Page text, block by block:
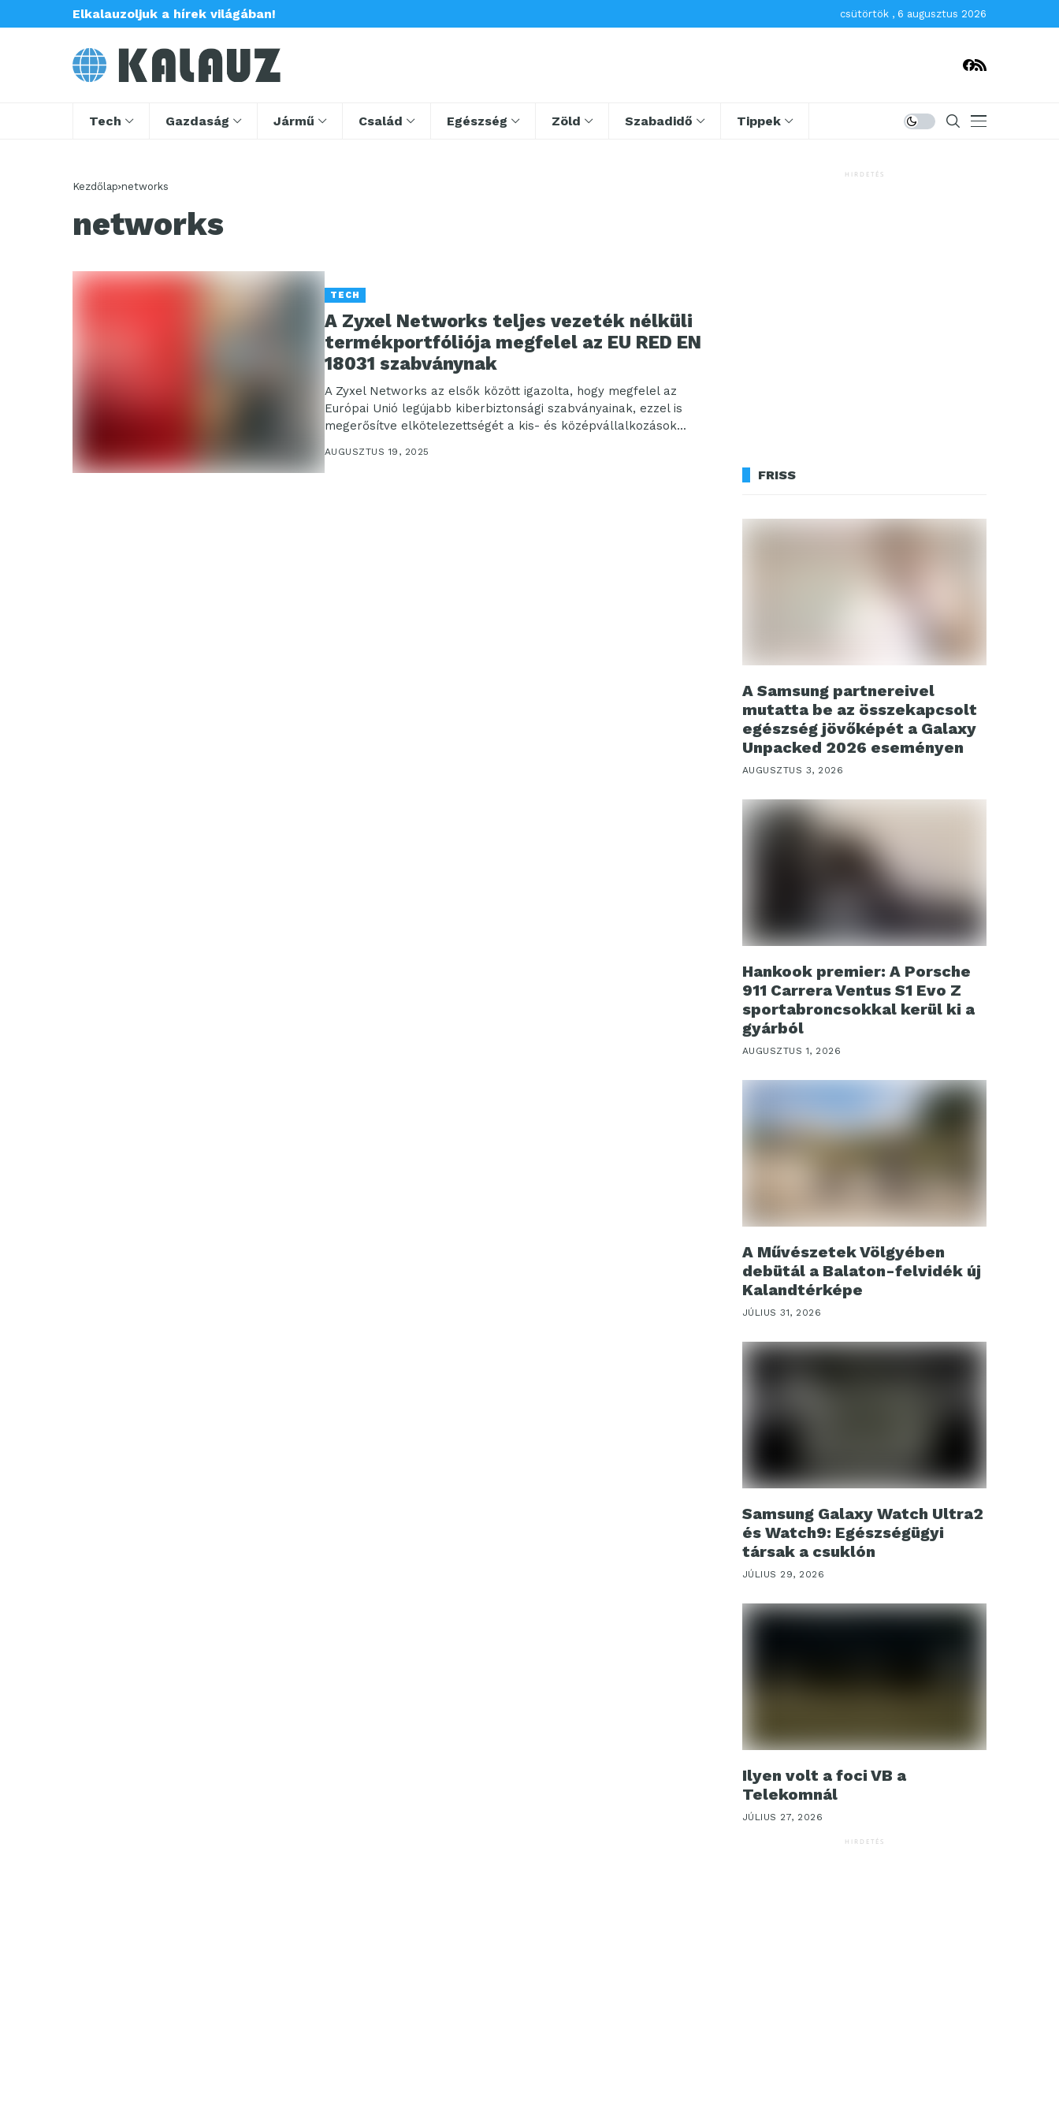
Elkalauzoljuk a hírek világában! csütörtök , 6 augusztus 2026
Tech Gazdaság Jármű Család Egészség Zöld Szabadidő Tippek
Kezdőlap networks
networks
TECH
A Zyxel Networks teljes vezeték nélküli
termékportfóliója megfelel az EU RED EN
18031 szabványnak
A Zyxel Networks az elsők között igazolta, hogy megfelel az
Európai Unió legújabb kiberbiztonsági szabványainak, ezzel is
megerősítve elkötelezettségét a kis- és középvállalkozások...
AUGUSZTUS 19, 2025
HIRDETÉS
FRISS
A Samsung partnereivel
mutatta be az összekapcsolt
egészség jövőképét a Galaxy
Unpacked 2026 eseményen
AUGUSZTUS 3, 2026
Hankook premier: A Porsche
911 Carrera Ventus S1 Evo Z
sportabroncsokkal kerül ki a
gyárból
AUGUSZTUS 1, 2026
A Művészetek Völgyében
debütál a Balaton-felvidék új
Kalandtérképe
JÚLIUS 31, 2026
Samsung Galaxy Watch Ultra2
és Watch9: Egészségügyi
társak a csuklón
JÚLIUS 29, 2026
Ilyen volt a foci VB a
Telekomnál
JÚLIUS 27, 2026
HIRDETÉS